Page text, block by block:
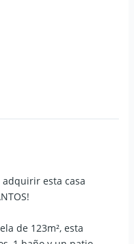
esta casa
de 123m², esta